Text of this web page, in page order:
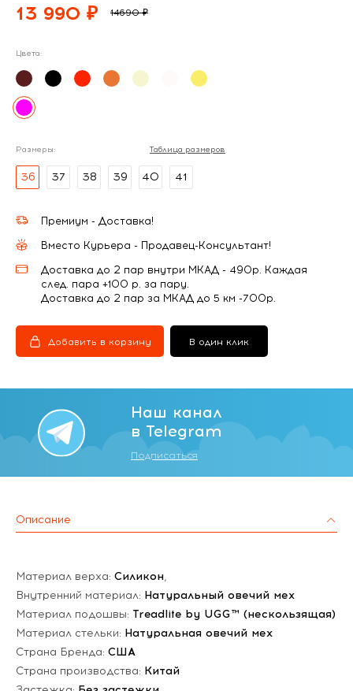
13 990 ₽ 14690 ₽
Цвета:
Размеры: Таблица размеров
36 37 38 39 40 41
Премиум - Доставка!
Вместо Курьера - Продавец-Консультант!
Доставка до 2 пар внутри МКАД - 490р. Каждая
след. пара +100 р. за пару.
Доставка до 2 пар за МКАД до 5 км -700р.
Добавить в корзину В один клик
Наш канал
в Telegram
Подписаться
Описание
Материал верха: Силикон,
Внутренний материал: Натуральный овечий мех
Материал подошвы: Treadlite by UGG™ (нескользящая)
Материал стельки: Натуральная овечий мех
Страна Бренда: США
Страна производства: Китай